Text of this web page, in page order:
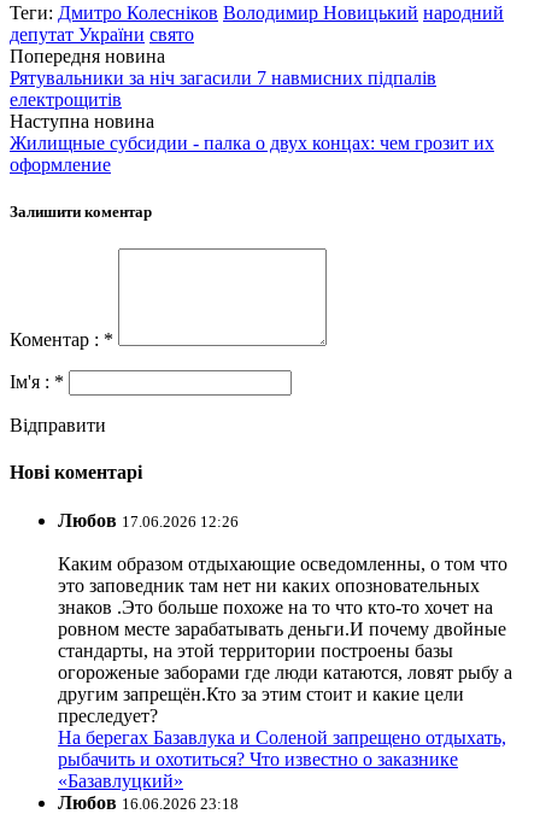
Теги: Дмитро Колесніков Володимир Новицький народний
депутат України свято
Попередня новина
Рятувальники за ніч загасили 7 навмисних підпалів
електрощитів
Наступна новина
Жилищные субсидии - палка о двух концах: чем грозит их
оформление
Залишити коментар
Коментар : *
Ім'я : *
Відправити
Нові коментарі
Любов 17.06.2026 12:26
Каким образом отдыхающие осведомленны, о том что
это заповедник там нет ни каких опозновательных
знаков .Это больше похоже на то что кто-то хочет на
ровном месте зарабатывать деньги.И почему двойные
стандарты, на этой территории построены базы
огороженые заборами где люди катаются, ловят рыбу а
другим запрещён.Кто за этим стоит и какие цели
преследует?
На берегах Базавлука и Соленой запрещено отдыхать,
рыбачить и охотиться? Что известно о заказнике
«Базавлуцкий»
Любов 16.06.2026 23:18